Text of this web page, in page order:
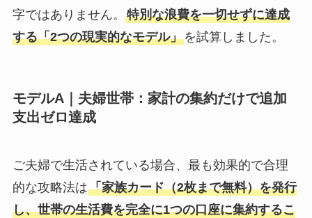
字ではありません。 特別な浪費を一切せずに達成
する「2つの現実的なモデル」を試算しました。
モデルA｜夫婦世帯：家計の集約だけで追加
支出ゼロ達成
ご夫婦で生活されている場合、最も効果的で合理
的な攻略法は「家族カード（2枚まで無料）を発行
し、世帯の生活費を完全に1つの口座に集約するこ